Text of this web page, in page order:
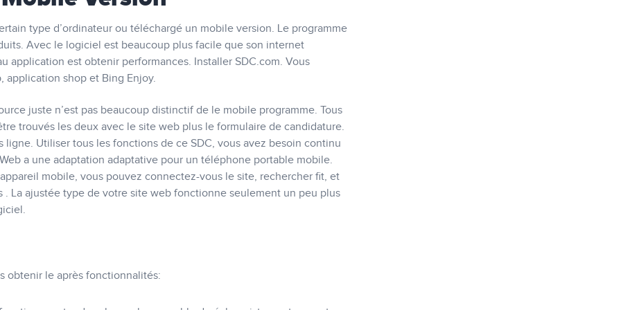
type d’ordinateur ou téléchargé un mobile version. Le programme
Avec le logiciel est beaucoup plus facile que son internet
application est obtenir performances. Installer SDC.com. Vous
application shop et Bing Enjoy.
juste n’est pas beaucoup distinctif de le mobile programme. Tous
trouvés les deux avec le site web plus le formulaire de candidature.
ligne. Utiliser tous les fonctions de ce SDC, vous avez besoin continu
a une adaptation adaptative pour un téléphone portable mobile.
mobile, vous pouvez connectez-vous le site, rechercher fit, et
. La ajustée type de votre site web fonctionne seulement un peu plus
obtenir le après fonctionnalités: